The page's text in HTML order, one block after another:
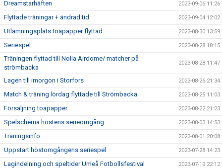
Dreamstarhäften 2023-09-06 11:26
Flyttade träningar + ändrad tid 2023-09-04 12:02
Utlämningsplats toapapper flyttad 2023-08-30 13:59
Seriespel 2023-08-28 18:15
Träningen flyttad till Nolia Airdome/ matcher på
strömbacka
2023-08-28 11:47
Lagen till imorgon i Storfors 2023-08-26 21:34
Match & träning lördag flyttade till Strömbacka 2023-08-25 11:03
Försäljning toapapper 2023-08-22 21:23
Spelschema höstens serieomgång. 2023-08-03 14:53
Träningsinfo 2023-08-01 20:08
Uppstart höstomgångens seriespel 2023-07-28 14:23
Lagindelning och speltider Umeå Fotbollsfestival 2023-07-19 22:12